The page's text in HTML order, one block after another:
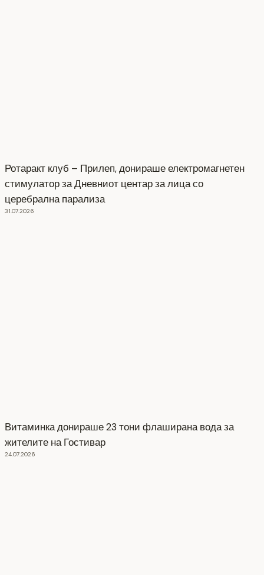
Ротаракт клуб – Прилеп, донираше електромагнетен
стимулатор за Дневниот центар за лица со
церебрална парализа
31.07.2026
Витаминка донираше 23 тони флаширана вода за
жителите на Гостивар
24.07.2026